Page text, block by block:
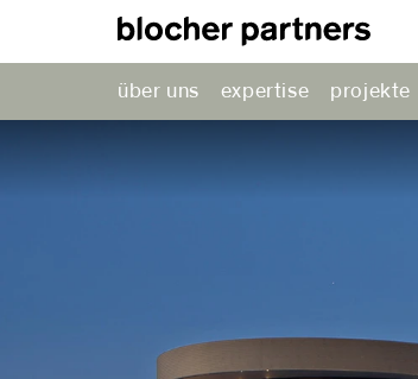
über uns expertise projekte